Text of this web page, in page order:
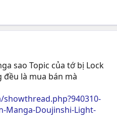
sao Topic của tớ bị Lock
đều là mua bán mà
Manga-Doujinshi-Light-